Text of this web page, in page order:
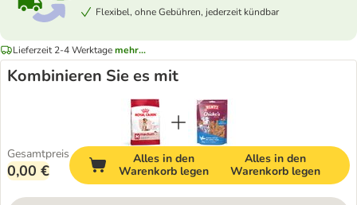
Flexibel, ohne Gebühren, jederzeit kündbar
Lieferzeit 2-4 Werktagemehr...
Kombinieren Sie es mit
Gesamtpreis
0,00 €
Alles in den
Warenkorb legen
Alles in den
Warenkorb legen